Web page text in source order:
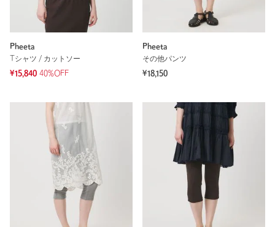
Pheeta
Tシャツ / カットソー
¥15,840 40%OFF
Pheeta
その他パンツ
¥18,150